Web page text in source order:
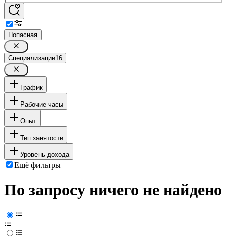
Попасная
Специализации16
График
Рабочие часы
Опыт
Тип занятости
Уровень дохода
Ещё фильтры
По запросу ничего не найдено